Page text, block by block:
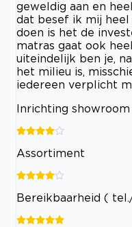
geweldig aan en
dat besef ik mij heel
doen is het de
matras gaat ook
uiteindelijk ben je,
het milieu is,
iedereen verplicht
Inrichting showroom
Assortiment
Bereikbaarheid (